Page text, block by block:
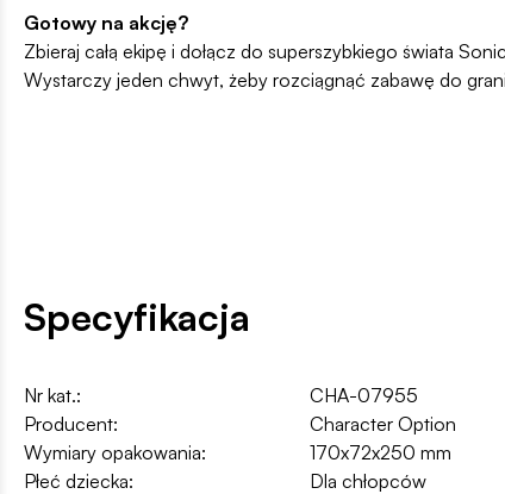
Gotowy na akcję?
Zbieraj całą ekipę i dołącz do superszybkiego świata
Wystarczy jeden chwyt, żeby rozciągnąć zabawę do
Specyfikacja
Nr kat.:
CHA-07955
Producent:
Character Option
Wymiary opakowania:
170x72x250 mm
Płeć dziecka:
Dla chłopców